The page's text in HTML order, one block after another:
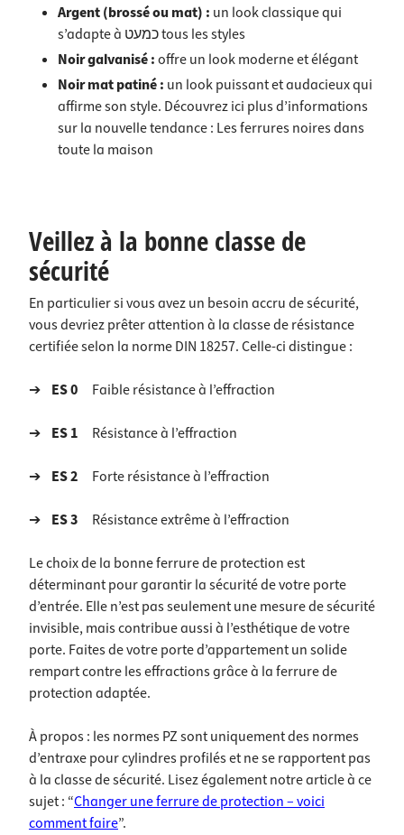
Argent(brossé ou mat) : un look classique qui
s’adapte à כמעט tous les styles
Noir galvanisé:offre un look moderne et élégant
Noir mat patiné : un look puissant et audacieux qui
affirme son style. Découvrez ici plus d’informations
sur la nouvelle tendance : Les ferrures noires dans
toute la maison
Veillez à la bonne classe de
sécurité
En particulier si vous avez un besoin accru de sécurité,
vous devriez prêter attention à la classe de résistance
certifiée selon la norme DIN 18257. Celle-ci distingue :
➔ ES 0 Faible résistance à l’effraction
➔ ES 1 Résistance à l’effraction
➔ ES 2 Forte résistance à l’effraction
➔ ES 3 Résistance extrême à l’effraction
Le choix de la bonne ferrure de protection est
déterminant pour garantir la sécurité de votre porte
d’entrée. Elle n’est pas seulement une mesure de sécurité
invisible, mais contribue aussi à l’esthétique de votre
porte. Faites de votre porte d’appartement un solide
rempart contre les effractions grâce à la ferrure de
protection adaptée.
À propos : les normes PZ sont uniquement des normes
d’entraxe pour cylindres profilés et ne se rapportent pas
à la classe de sécurité. Lisez également notre article à ce
sujet : “Changer une ferrure de protection – voici
comment faire”.